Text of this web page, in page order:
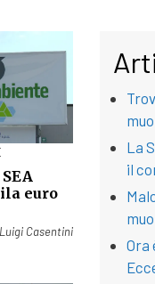
euro
Luigi Casentini
La
il
Ora